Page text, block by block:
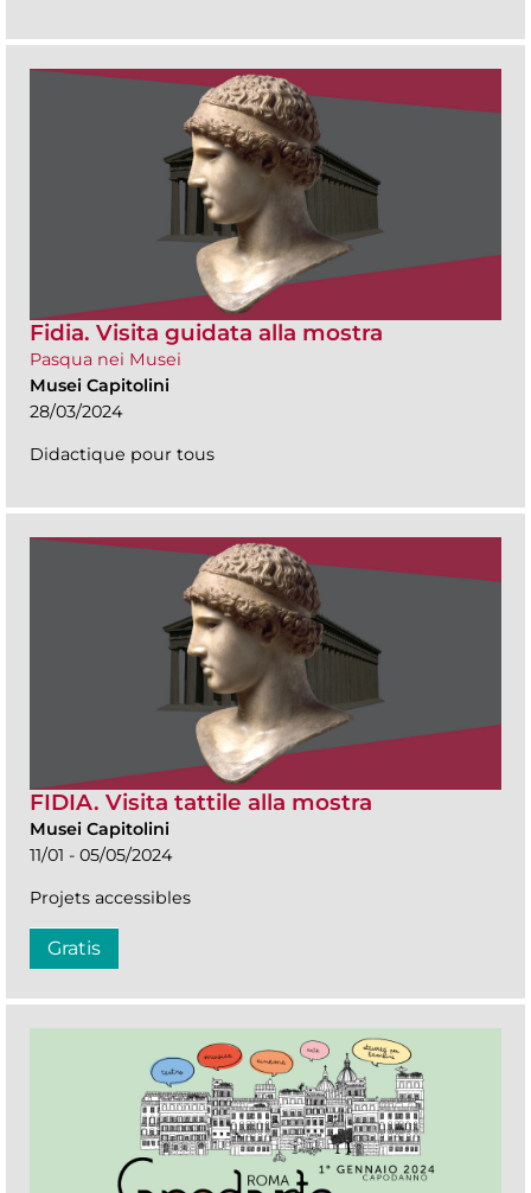
Fidia. Visita guidata alla mostra
Pasqua nei Musei
Musei Capitolini
28/03/2024
Didactique pour tous
FIDIA. Visita tattile alla mostra
Musei Capitolini
11/01 - 05/05/2024
Projets accessibles
Gratis